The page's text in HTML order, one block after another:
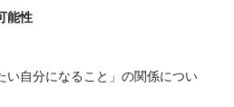
能性
い自分になること」の関係につい